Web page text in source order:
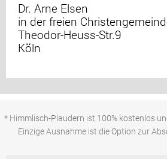
Dr. Arne Elsen
in der freien
Theodor-Heuss-Str.9
Köln
* Himmlisch-Plaudern ist 100% kostenlos
Einzige Ausnahme ist die Option zur